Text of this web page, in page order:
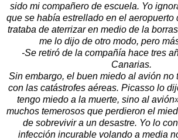
sido mi compañero de escuela. Yo
que se había estrellado en el aeropuerto
trataba de aterrizar en medio de la
me lo dijo de otro modo, pero
-Se retiró de la compañía hace tres
Canarias.
Sin embargo, el buen miedo al avión no
con las catástrofes aéreas. Picasso lo
tengo miedo a la muerte, sino al
muchos temerosos que perdieron el
de sobrevivir a un desastre. Yo lo
infección incurable volando a media